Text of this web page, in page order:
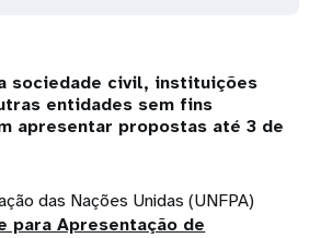
sociedade civil, instituições
entidades sem fins
apresentar propostas até 3 de
das Nações Unidas (UNFPA)
para Apresentação de